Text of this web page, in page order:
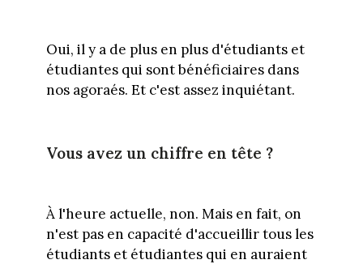
Oui, il y a de plus en plus d'étudiants et
étudiantes qui sont bénéficiaires dans
nos agoraés. Et c'est assez inquiétant.
Vous avez un chiffre en tête ?
À l'heure actuelle, non. Mais en fait, on
n'est pas en capacité d'accueillir tous les
étudiants et étudiantes qui en auraient